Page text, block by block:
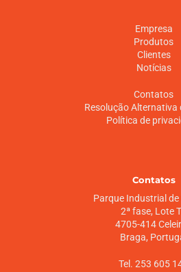
Empresa
Produtos
Clientes
Notícias
Contatos
Resolução Alternativa
Política de
Contatos
Parque Industrial de
2ª fase, Lote
4705-414
Braga,
Tel. 253 605